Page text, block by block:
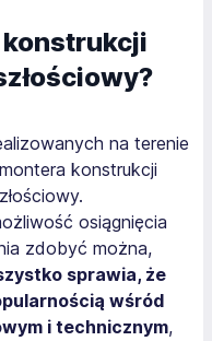
na terenie
konstrukcji
osiągnięcia
zdobyć można,
sprawia, że
wśród
i technicznym,